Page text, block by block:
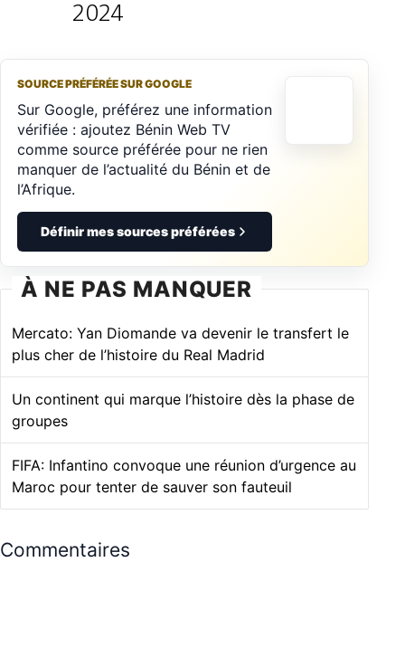
2024
SOURCE PRÉFÉRÉE SUR GOOGLE
Sur Google, préférez une information
vérifiée : ajoutez Bénin Web TV
comme source préférée pour ne rien
manquer de l’actualité du Bénin et de
l’Afrique.
Définir mes sources préférées
À NE PAS MANQUER
Mercato: Yan Diomande va devenir le transfert le
plus cher de l’histoire du Real Madrid
Un continent qui marque l’histoire dès la phase de
groupes
FIFA: Infantino convoque une réunion d’urgence au
Maroc pour tenter de sauver son fauteuil
Commentaires